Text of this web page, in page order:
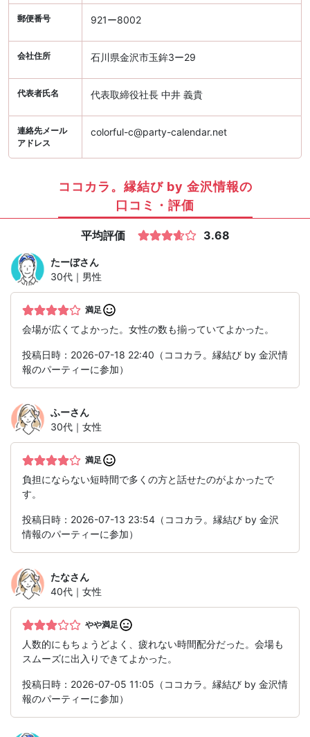
郵便番号 921ー8002
会社住所 石川県金沢市玉鉾3ー29
代表者氏名 代表取締役社長 中井 義貴
連絡先メール
アドレス
colorful-c@party-calendar.net
ココカラ。縁結び by 金沢情報の
口コミ・評価
平均評価 3.68
たーぼさん
30代｜男性
満足
会場が広くてよかった。女性の数も揃っていてよかった。
投稿日時：2026-07-18 22:40（ココカラ。縁結び by 金沢情
報のパーティーに参加）
ふーさん
30代｜女性
満足
負担にならない短時間で多くの方と話せたのがよかったで
す。
投稿日時：2026-07-13 23:54（ココカラ。縁結び by 金沢
情報のパーティーに参加）
たなさん
40代｜女性
やや満足
人数的にもちょうどよく、疲れない時間配分だった。会場も
スムーズに出入りできてよかった。
投稿日時：2026-07-05 11:05（ココカラ。縁結び by 金沢情
報のパーティーに参加）